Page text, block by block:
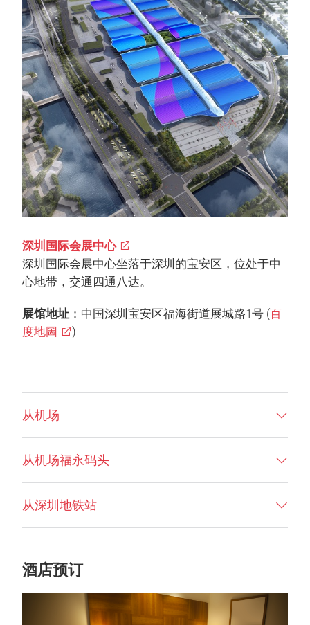
深圳国际会展中心
深圳国际会展中心坐落于深圳的宝安区，位处于中
心地带，交通四通八达。
展馆地址 ：中国深圳宝安区福海街道展城路1号 (百
度地圖
)
从机场
从机场福永码头
从深圳地铁站
酒店预订